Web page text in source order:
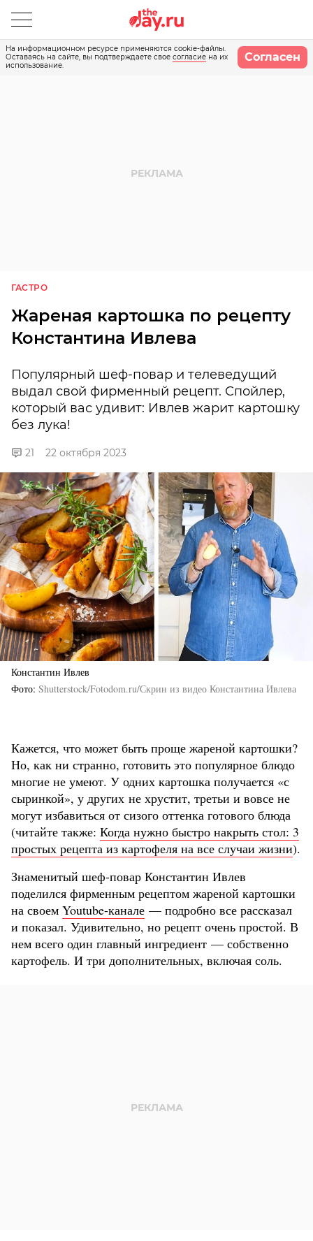
На информационном ресурсе применяются cookie-файлы.
Оставаясь на сайте, вы подтверждаете свое согласие на их
использование.
Согласен
ГАСТРО
Жареная картошка по рецепту
Константина Ивлева
Популярный шеф-повар и телеведущий
выдал свой фирменный рецепт. Спойлер,
который вас удивит: Ивлев жарит картошку
без лука!
21 22 октября 2023
Константин Ивлев
Фото Shutterstock/Fotodom.ru/Скрин из видео Константина Ивлева
Кажется, что может быть проще жареной картошки?
Но, как ни странно, готовить это популярное блюдо
многие не умеют. У одних картошка получается «с
сыринкой», у других не хрустит, третьи и вовсе не
могут избавиться от сизого оттенка готового блюда
(читайте также: Когда нужно быстро накрыть стол: 3
простых рецепта из картофеля на все случаи жизни).
Знаменитый шеф-повар Константин Ивлев
поделился фирменным рецептом жареной картошки
на своем Youtube-канале — подробно все рассказал
и показал. Удивительно, но рецепт очень простой. В
нем всего один главный ингредиент — собственно
картофель. И три дополнительных, включая соль.